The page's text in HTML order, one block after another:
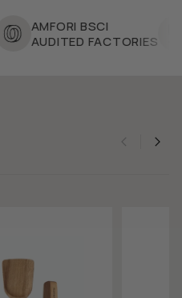
AMFORI BSCI
AUDITED FACTORIES